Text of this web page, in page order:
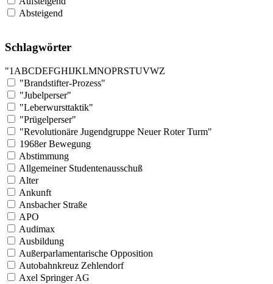
Absteigend
Schlagwörter
"1 ABCDEFGHIJKLMNOPRSTUVWZ
"Brandstifter-Prozess"
"Jubelperser"
"Leberwursttaktik"
"Prügelperser"
"Revolutionäre Jugendgruppe Neuer Roter Turm"
1968er Bewegung
Abstimmung
Allgemeiner Studentenausschuß
Alter
Ankunft
Ansbacher Straße
APO
Audimax
Ausbildung
Außerparlamentarische Opposition
Autobahnkreuz Zehlendorf
Axel Springer AG